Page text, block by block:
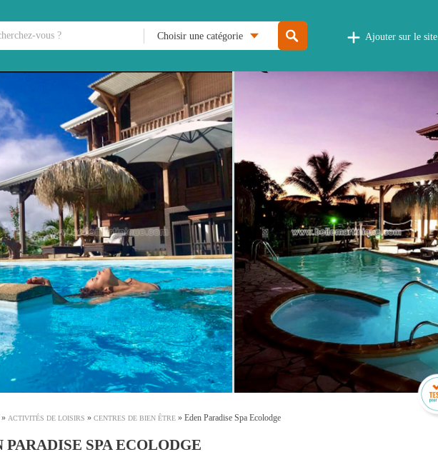
Choisir une catégorie Ajouter sur le site
» ACTIVITÉS DE LOISIRS » CENTRES DE BIEN ÊTRE » Eden Paradise Spa Ecolodge
PARADISE SPA ECOLODGE